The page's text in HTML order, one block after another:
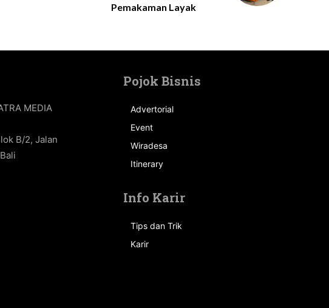
Pemakaman Layak
MEDIA
B/2, Jalan
Pojok Bisnis
Advertorial
Event
Wiradesa
Itinerary
Info Karir
Tips dan Trik
Karir